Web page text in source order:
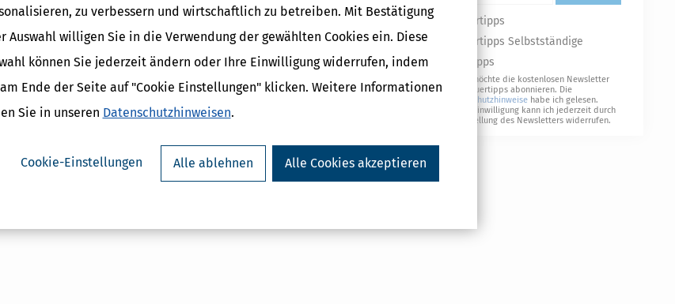
zu verbessern und wirtschaftlich zu betreiben. Mit Bestätigung
Auswahl willigen Sie in die Verwendung der gewählten Cookies ein. Diese
können Sie jederzeit ändern oder Ihre Einwilligung widerrufen, indem
Ende der Seite auf "Cookie Einstellungen" klicken. Weitere Informationen
Sie in unseren Datenschutzhinweisen.
Cookie-Einstellungen Alle ablehnen Alle Cookies akzeptieren
Steuertipps
Steuertipps Selbstständige
Geldtipps
Ja, ich möchte die kostenlosen Newsletter
von Steuertipps abonnieren. Die
Datenschutzhinweise habe ich gelesen.
Meine Einwilligung kann ich jederzeit durch
Abbestellung des Newsletters widerrufen.